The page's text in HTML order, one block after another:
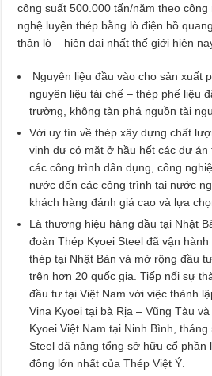
công suất 500.000 tấn/năm theo công
nghệ luyện thép bằng lò điện hồ
thân lò – hiện đại nhất thế giới hiện
Nguyên liệu đầu vào cho sản xuất
nguyên liệu tái chế – thép phế liệu
trường, không tàn phá nguồn tài
Với uy tín về thép xây dựng chất
vinh dự có mặt ở hầu hết các dự
các công trình dân dụng, công
nước đến các công trình tại nước
khách hàng đánh giá cao và lựa
Là thương hiệu hàng đầu tại Nhật
đoàn Thép Kyoei Steel đã vận
thép tại Nhật Bản và mở rộng đầu
trên hơn 20 quốc gia. Tiếp nối sự
đầu tư tại Việt Nam với việc thành
Vina Kyoei tại bà Rịa – Vũng Tàu
Kyoei Việt Nam tại Ninh Bình,
Steel đã nâng tổng sở hữu cổ phần
đông lớn nhất của Thép Việt Ý.